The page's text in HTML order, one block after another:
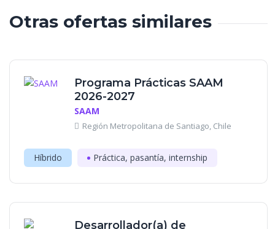
Otras ofertas similares
Programa Prácticas SAAM
2026-2027
SAAM
Región Metropolitana de Santiago, Chile
Híbrido Práctica, pasantía, internship
Desarrollador(a) de